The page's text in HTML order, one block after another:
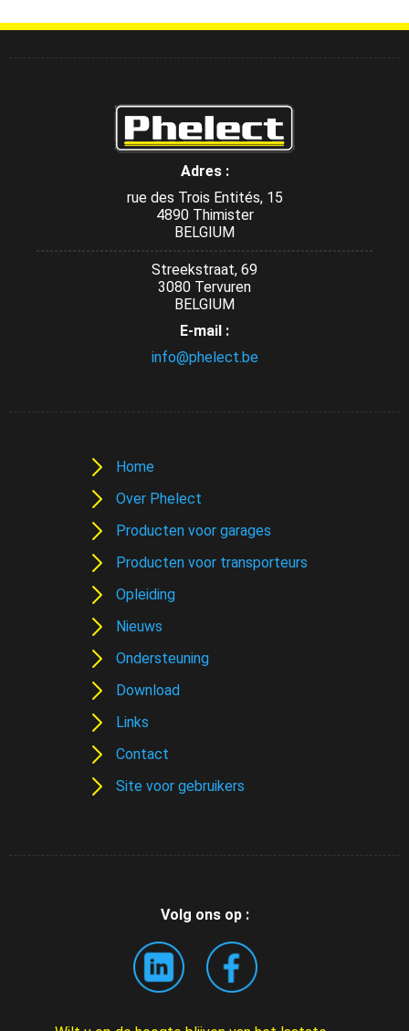
Adres :
rue des Trois Entités, 15
4890 Thimister
BELGIUM
Streekstraat, 69
3080 Tervuren
BELGIUM
E-mail :
info@phelect.be
Home
Over Phelect
Producten voor garages
Producten voor transporteurs
Opleiding
Nieuws
Ondersteuning
Download
Links
Contact
Site voor gebruikers
Volg ons op :